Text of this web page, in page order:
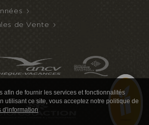
de Vente
afin de fournir les services et fonctionnalités
utilisant ce site, vous acceptez notre politique de
d'information